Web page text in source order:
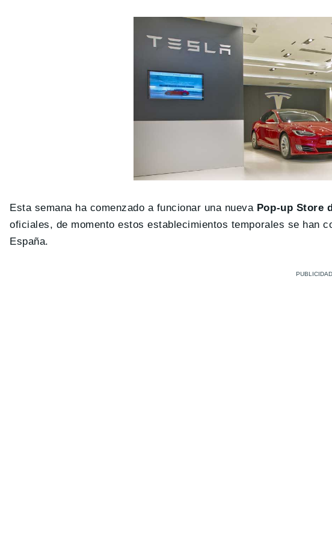
Esta semana ha comenzado a funcionar una nueva Pop-up Store
oficiales, de momento estos establecimientos temporales se han
España.